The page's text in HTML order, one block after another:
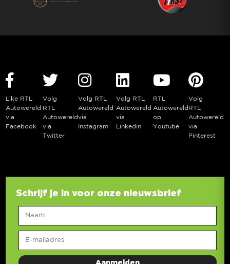
Like RTL
Autowereld
via
Facebook
Volg
RTL
Autowereld
via
Twitter
Volg RTL
Autowereld
via
Instagram
Volg RTL
Autowereld
via
Linkedin
RTL
Autowereld
op
Youtube
Volg
RTL
Autowereld
via
Pinterest
Schrijf je in voor onze nieuwsbrief